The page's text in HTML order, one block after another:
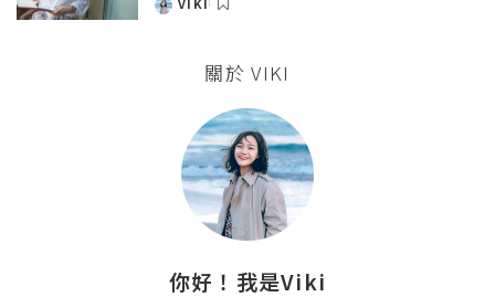
POSTED
VIKI
關於 VIKI
你好！我是Viki